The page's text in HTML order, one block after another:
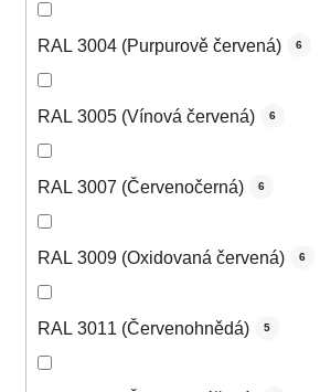
RAL 3004 (Purpurově červená) 6
RAL 3005 (Vínová červená) 6
RAL 3007 (Červenočerná) 6
RAL 3009 (Oxidovaná červená) 6
RAL 3011 (Červenohnědá) 5